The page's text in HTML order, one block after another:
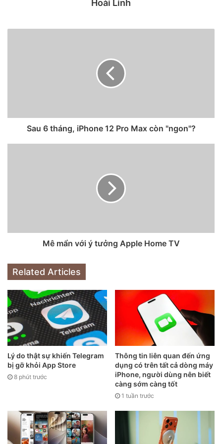
chuyên gia của Epic Games, Ned Barnes. Tỷ suất lợi nhuận
tăng từ 75% năm 2018 lên 78% năm 2019, theo tính toán từ
Epic đang cố gắng chứng tỏ Apple đang kiếm được lợi
nhuận vượt mức vì hãng nắm độc quyền trên thị trường ứng
giảm phí và cho phép các hệ thống thanh toán khác cũng
như các cửa hàng ứng dụng thay thế hoạt động trên iOS.
Tất nhiên, Epic thuê nhân chứng ủng hộ lập luận của mình
và “Táo cắn dở” cũng thuê nhân chứng hỗ trợ biện hộ của
mình. Apple đương nhiên sẽ lập luận rằng các số liệu là
không chính xác hoặc bị thổi phồng.
Hoài Linh
Sau 6 tháng, iPhone 12 Pro Max còn "ngon"?
Mê mẩn với ý tưởng Apple Home TV
Related Articles
Lý do thật sự khiến Telegram
bị gỡ khỏi App Store
8 phút trước
Thông tin liên quan đến ứng
dụng có trên tất cả dòng máy
iPhone, người dùng nên biết
càng sớm càng tốt
1 tuần trước